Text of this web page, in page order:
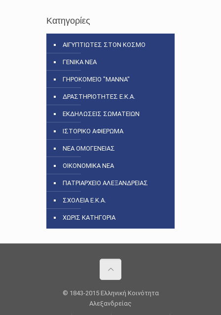
Κατηγορίες
ΑΙΓΥΠΤΙΩΤΕΣ ΣΤΟΝ ΚΟΣΜΟ
ΓΕΝΙΚΑ ΝΕΑ
ΓΗΡΟΚΟΜΕΙΟ "ΜΑΝΝΑ"
ΔΡΑΣΤΗΡΙΟΤΗΤΕΣ Ε.Κ.Α.
ΕΚΔΗΛΩΣΕΙΣ ΣΩΜΑΤΕΙΩΝ
ΙΣΤΟΡΙΚΟ ΑΦΙΕΡΩΜΑ
ΝΕΑ ΟΜΟΓΕΝΕΙΑΣ
ΟΙΚΟΝΟΜΙΚΑ ΝΕΑ
ΠΑΤΡΙΑΡΧΕΙΟ ΑΛΕΞΑΝΔΡΕΙΑΣ
ΣΧΟΛΕΙΑ Ε.Κ.Α.
ΧΩΡΙΣ ΚΑΤΗΓΟΡΙΑ
© 1843-2015 Ελληνική Κοινότητα
Αλεξανδρείας